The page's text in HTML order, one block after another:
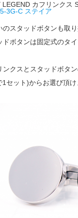
LEGEND カフリンクス
3G-C ステイア
のスタッドボタンも取り
ドボタンは固定式のタ
ンクスとスタッドボタ
1セット)からお選び頂け